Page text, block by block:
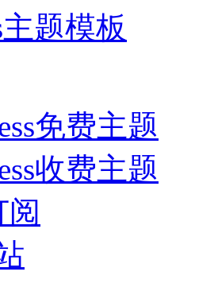
主题模板
免费主题
收费主题
阅